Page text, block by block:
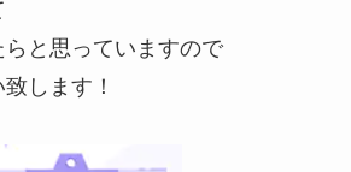
と思っていますので
します！